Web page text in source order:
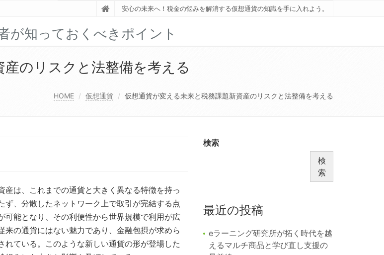
安心の未来へ！税金の悩みを解消する仮想通貨の知識を手に入れよう。
が知っておくべきポイント
のリスクと法整備を考える
HOME 仮想通貨 仮想通貨が変える未来と税務課題新資産のリスクと法整備を考える
は、これまでの通貨と大きく異なる特徴を持っ
、分散したネットワーク上で取引が完結する点
能となり、その利便性から世界規模で利⽤が広
の通貨にはない魅力であり、金融包摂が求めら
ている。このような新しい通貨の形が登場した
検索
検
索
最近の投稿
eラーニング研究所が拓く時代を越
えるマルチ商品と学び直し支援の